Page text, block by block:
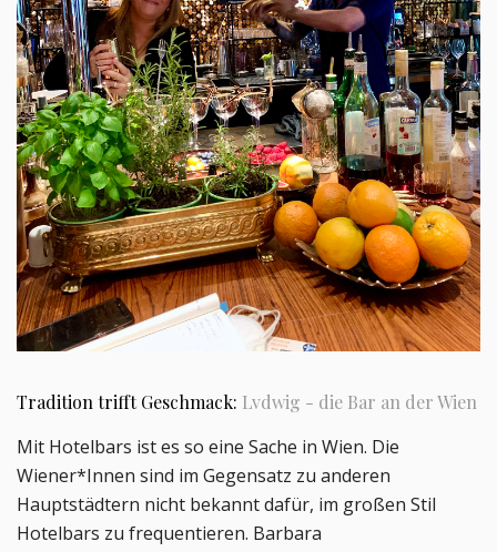
Tradition trifft Geschmack: Lvdwig - die Bar an der Wien
Mit Hotelbars ist es so eine Sache in Wien. Die
Wiener*Innen sind im Gegensatz zu anderen
Hauptstädtern nicht bekannt dafür, im großen Stil
Hotelbars zu frequentieren. Barbara